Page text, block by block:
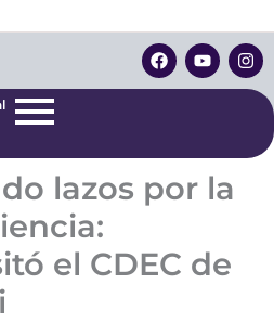
F
a
c
o
Y
o
u
e
I
n
s
r
lazos por la
el CDEC de